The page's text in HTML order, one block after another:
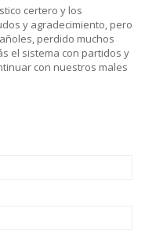
certero y los
y agradecimiento, pero
perdido muchos
el sistema con partidos y
con nuestros males